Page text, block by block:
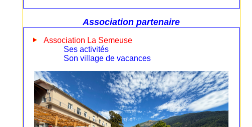
Association partenaire
Association La Semeuse
Ses activités
Son village de vacances